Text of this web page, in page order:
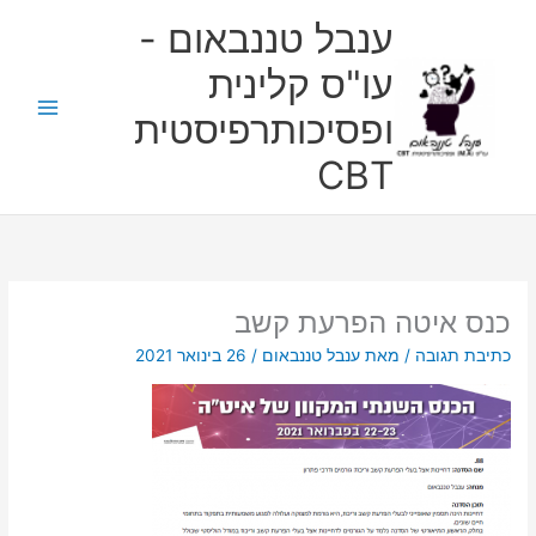
ענבל טננבאום -
עו"ס קלינית
ופסיכותרפיסטית
CBT
כנס איטה הפרעת קשב
כתיבת תגובה / מאתענבל טננבאום/ 26 בינואר 2021